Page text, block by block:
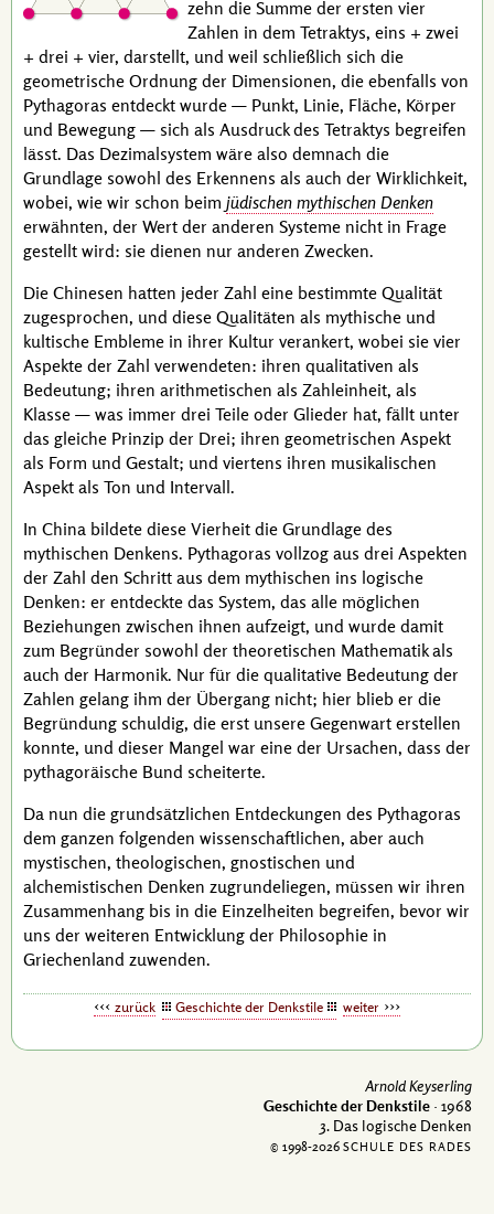
zehn die Summe der ersten vier
Zahlen in dem Tetraktys, eins + zwei
+ drei + vier, darstellt, und weil schließlich sich die
geometrische Ordnung der Dimensionen, die ebenfalls von
Pythagoras entdeckt wurde — Punkt, Linie, Fläche, Körper
und Bewegung — sich als Ausdruck des Tetraktys begreifen
lässt. Das Dezimalsystem wäre also demnach die
Grundlage sowohl des Erkennens als auch der Wirklichkeit,
wobei, wie wir schon beim jüdischen mythischen Denken
erwähnten, der Wert der anderen Systeme nicht in Frage
gestellt wird: sie dienen nur anderen Zwecken.
Die Chinesen hatten jeder Zahl eine bestimmte Qualität
zugesprochen, und diese Qualitäten als mythische und
kultische Embleme in ihrer Kultur verankert, wobei sie vier
Aspekte der Zahl verwendeten: ihren qualitativen als
Bedeutung; ihren arithmetischen als Zahleinheit, als
Klasse — was immer drei Teile oder Glieder hat, fällt unter
das gleiche Prinzip der Drei; ihren geometrischen Aspekt
als Form und Gestalt; und viertens ihren musikalischen
Aspekt als Ton und Intervall.
In China bildete diese Vierheit die Grundlage des
mythischen Denkens. Pythagoras vollzog aus drei Aspekten
der Zahl den Schritt aus dem mythischen ins logische
Denken: er entdeckte das System, das alle möglichen
Beziehungen zwischen ihnen aufzeigt, und wurde damit
zum Begründer sowohl der theoretischen Mathematik als
auch der Harmonik. Nur für die qualitative Bedeutung der
Zahlen gelang ihm der Übergang nicht; hier blieb er die
Begründung schuldig, die erst unsere Gegenwart erstellen
konnte, und dieser Mangel war eine der Ursachen, dass der
pythagoräische Bund scheiterte.
Da nun die grundsätzlichen Entdeckungen des Pythagoras
dem ganzen folgenden wissenschaftlichen, aber auch
mystischen, theologischen, gnostischen und
alchemistischen Denken zugrundeliegen, müssen wir ihren
Zusammenhang bis in die Einzelheiten begreifen, bevor wir
uns der weiteren Entwicklung der Philosophie in
Griechenland zuwenden.
zurück Geschichte der Denkstile weiter
Arnold Keyserling
Geschichte der Denkstile · 1968
3. Das logische Denken
© 1998-2026 SCHULE DES RADES